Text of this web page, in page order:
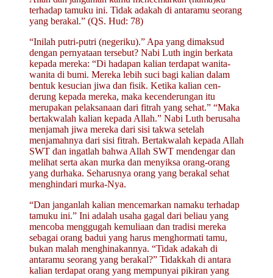
terhadap tamuku ini. Tidak adakah di antaramu seorang
yang berakal.” (QS. Hud: 78)
“Inilah putri-putri (negeriku).” Apa yang dimaksud
dengan pernyataan tersebut? Nabi Luth ingin berkata
kepada mereka: “Di hadapan kalian terdapat wanita-
wanita di bumi. Mereka lebih suci bagi kalian dalam
bentuk kesucian jiwa dan fisik. Ketika kalian cen­
derung kepada mereka, maka kecenderungan itu
merupakan pelaksanaan dari fitrah yang sehat.” “Maka
bertakwalah kalian kepada Allah.” Nabi Luth berusaha
menjamah jiwa mereka dari sisi takwa setelah
menjamahnya dari sisi fitrah. Bertakwalah kepada Allah
SWT dan ingatlah bahwa Allah SWT mendengar dan
melihat serta akan murka dan menyiksa orang-orang
yang durhaka. Seharusnya orang yang berakal sehat
menghindari murka-Nya.
“Dan janganlah kalian mencemarkan namaku terhadap
tamuku ini.” Ini adalah usaha gagal dari beliau yang
mencoba menggugah kemuliaan dan tradisi mereka
sebagai orang badui yang harus menghormati tamu,
bukan malah menghinakannya. “Tidak adakah di
antaramu seorang yang berakal?” Tidakkah di antara
kalian terdapat orang yang mempunyai pikiran yang